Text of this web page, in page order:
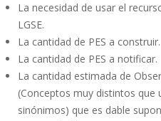
La necesidad de usar el
LGSE.
La cantidad de PES a construir.
La cantidad de PES a notificar.
La cantidad estimada de
(Conceptos muy distintos que
sinónimos) que es dable